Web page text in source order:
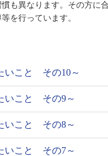
も異なります。その方に
を行っています。
いこと その10～
いこと その9～
いこと その8～
いこと その7～